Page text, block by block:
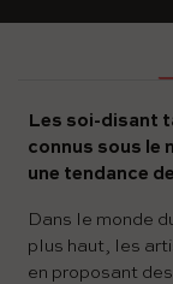
Les soi-disant
connus sous le
une tendance
Dans le monde
plus haut, les
en proposant